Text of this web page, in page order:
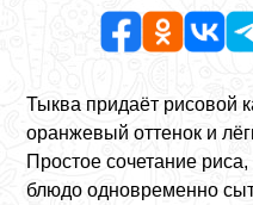
Тыква придаёт рисовой
оранжевый оттенок и
Простое сочетание
блюдо одновременно